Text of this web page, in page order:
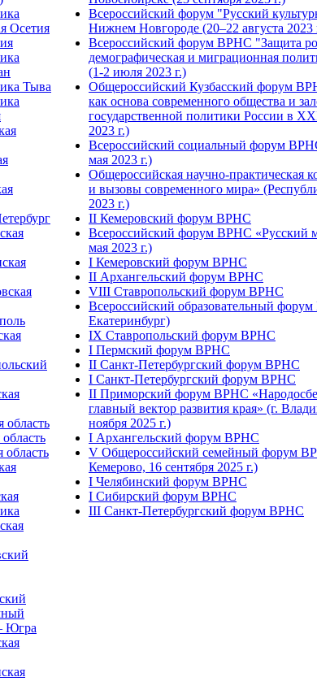
Осетия
Тыва
область
область
Югра
Всероссийский форум "Русский
Нижнем Новгороде (20–22 августа 2023
Всероссийский форум ВРНС "Защита
демографическая и миграционная
(1-2 июля 2023 г.)
Общероссийский Кузбасский форум
как основа современного общества и
государственной политики России в
2023 г.)
Всероссийский социальный форум
мая 2023 г.)
Общероссийская научно-практическая
и вызовы современного мира»
2023 г.)
II Кемеровский форум ВРНС
Всероссийский форум ВРНС «Русский
мая 2023 г.)
I Кемеровский форум ВРНС
II Архангельский форум ВРНС
VIII Ставропольский форум ВРНС
Всероссийский образовательный
Екатеринбург)
IX Ставропольский форум ВРНС
I Пермский форум ВРНС
II Санкт-Петербургский форум ВРНС
I Санкт-Петербургский форум ВРНС
II Приморский форум ВРНС
главный вектор развития края» (г.
ноября 2025 г.)
I Архангельский форум ВРНС
V Общероссийский семейный форум
Кемерово, 16 сентября 2025 г.)
I Челябинский форум ВРНС
I Сибирский форум ВРНС
III Санкт-Петербургский форум ВРНС